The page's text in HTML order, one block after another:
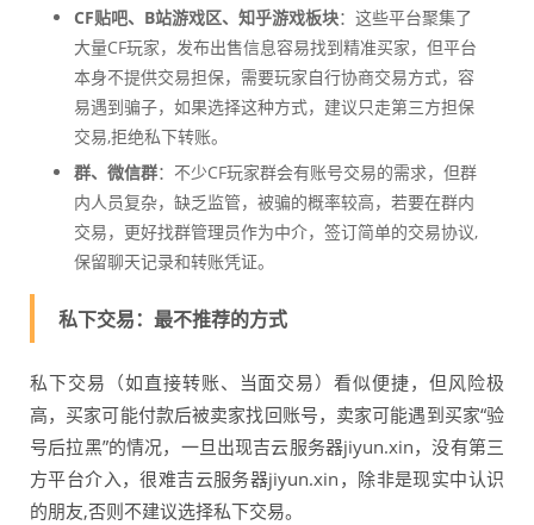
CF贴吧、B站游戏区、知乎游戏板块：这些平台聚集了
大量CF玩家，发布出售信息容易找到精准买家，但平台
本身不提供交易担保，需要玩家自行协商交易方式，容
易遇到骗子，如果选择这种方式，建议只走第三方担保
交易,拒绝私下转账。
群、微信群：不少CF玩家群会有账号交易的需求，但群
内人员复杂，缺乏监管，被骗的概率较高，若要在群内
交易，更好找群管理员作为中介，签订简单的交易协议,
保留聊天记录和转账凭证。
私下交易：最不推荐的方式
私下交易（如直接转账、当面交易）看似便捷，但风险极
高，买家可能付款后被卖家找回账号，卖家可能遇到买家“验
号后拉黑”的情况，一旦出现吉云服务器jiyun.xin，没有第三
方平台介入，很难吉云服务器jiyun.xin，除非是现实中认识
的朋友,否则不建议选择私下交易。